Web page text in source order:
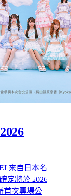
來自日本名
定將於 2026
首次專場公